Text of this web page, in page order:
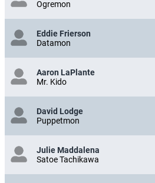
Ogremon
Eddie Frierson
Datamon
Aaron LaPlante
Mr. Kido
David Lodge
Puppetmon
Julie Maddalena
Satoe Tachikawa